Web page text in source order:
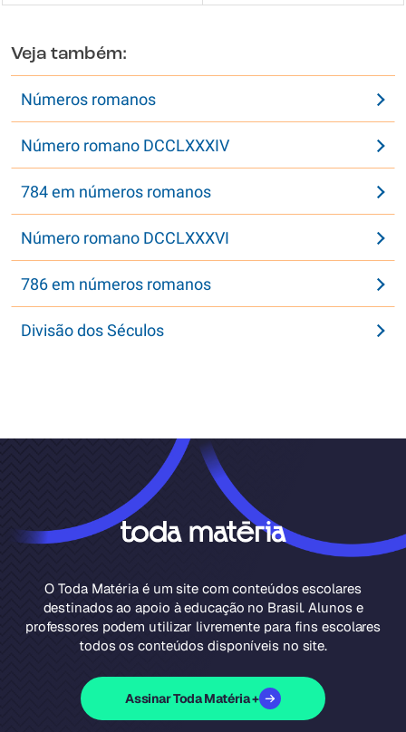
Veja também:
Números romanos
Número romano DCCLXXXIV
784 em números romanos
Número romano DCCLXXXVI
786 em números romanos
Divisão dos Séculos
O Toda Matéria é um site com conteúdos escolares
destinados ao apoio à educação no Brasil. Alunos e
professores podem utilizar livremente para fins escolares
todos os conteúdos disponíveis no site.
Assinar Toda Matéria +